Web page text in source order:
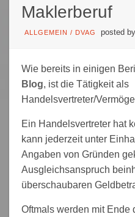
Maklerberuf
ALLGEMEIN / DVAG posted by
Wie bereits in einigen
Blog, ist die Tätigkeit als
Handelsvertreter/
Ein Handelsvertreter hat
kann jederzeit unter
Angaben von Gründen
Ausgleichsanspruch
überschaubaren
Oftmals werden mit Ende